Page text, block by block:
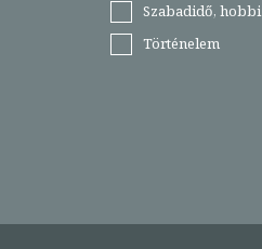
Szabadidő, hobbi
Történelem